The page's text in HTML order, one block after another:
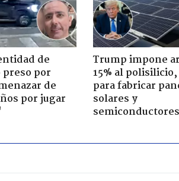
de
por
de
por jugar
Trump impone
15% al
para fabricar
solares y
semiconductores